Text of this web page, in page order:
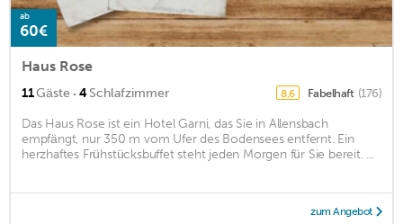
ab
60€
Haus Rose
11Gäste · 4Schlafzimmer 8,6 Fabelhaft (176)
Das Haus Rose ist ein Hotel Garni, das Sie in Allensbach
empfängt, nur 350 m vom Ufer des Bodensees entfernt. Ein
herzhaftes Frühstücksbuffet steht jeden Morgen für Sie bereit. ...
zum Angebot